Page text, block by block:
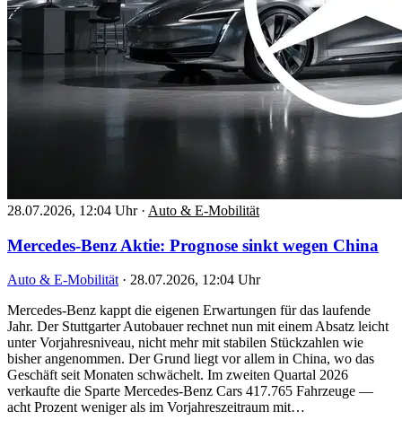
28.07.2026, 12:04 Uhr · Auto & E-Mobilität
Mercedes-Benz Aktie: Prognose sinkt wegen China
Auto & E-Mobilität · 28.07.2026, 12:04 Uhr
Mercedes-Benz kappt die eigenen Erwartungen für das laufende
Jahr. Der Stuttgarter Autobauer rechnet nun mit einem Absatz leicht
unter Vorjahresniveau, nicht mehr mit stabilen Stückzahlen wie
bisher angenommen. Der Grund liegt vor allem in China, wo das
Geschäft seit Monaten schwächelt. Im zweiten Quartal 2026
verkaufte die Sparte Mercedes-Benz Cars 417.765 Fahrzeuge —
acht Prozent weniger als im Vorjahreszeitraum mit…